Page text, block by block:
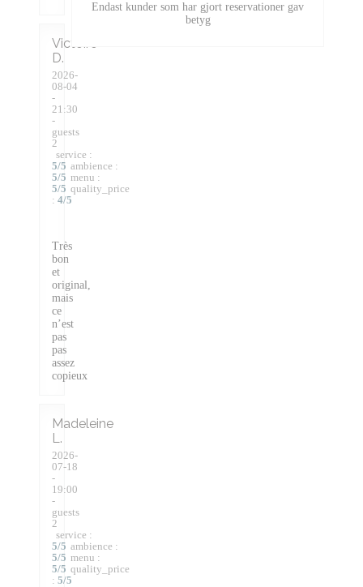
Victoire
D
2026-
08-04
-
21:30
-
guests
2
service :
5/5 ambience :
5/5 menu :
5/5 quality_price
: 4/5
Très
bon
et
original,
mais
ce
n’est
pas
pas
assez
copieux
Madeleine
L
2026-
07-18
-
19:00
-
guests
2
service :
5/5 ambience :
5/5 menu :
5/5 quality_price
: 5/5
Endast kunder som har gjort reservationer gav
betyg